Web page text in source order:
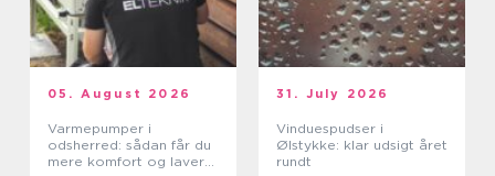
05. August 2026
Varmepumper i
odsherred: sådan får du
mere komfort og lavere
31. July 2026
Vinduespudser i
Ølstykke: klar udsigt året
rundt